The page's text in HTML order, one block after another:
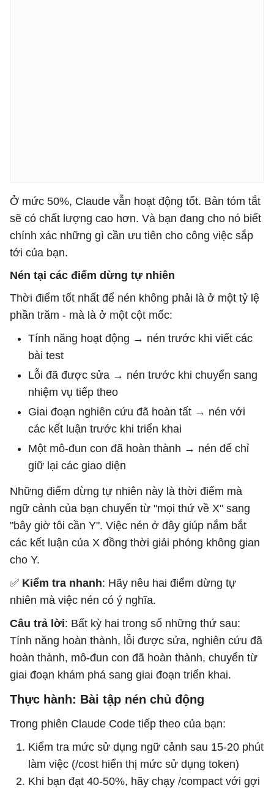
Ở mức 50%, Claude vẫn hoạt động tốt. Bản tóm tắt
sẽ có chất lượng cao hơn. Và bạn đang cho nó biết
chính xác những gì cần ưu tiên cho công việc sắp
tới của bạn.
Nén tại các điểm dừng tự nhiên
Thời điểm tốt nhất để nén không phải là ở một tỷ lệ
phần trăm - mà là ở một cột mốc:
Tính năng hoạt động → nén trước khi viết các
bài test
Lỗi đã được sửa → nén trước khi chuyển sang
nhiệm vụ tiếp theo
Giai đoạn nghiên cứu đã hoàn tất → nén với
các kết luận trước khi triển khai
Một mô-đun con đã hoàn thành → nén để chỉ
giữ lại các giao diện
Những điểm dừng tự nhiên này là thời điểm mà
ngữ cảnh của bạn chuyển từ "mọi thứ về X" sang
"bây giờ tôi cần Y". Việc nén ở đây giúp nắm bắt
các kết luận của X đồng thời giải phóng không gian
cho Y.
✅ Kiểm tra nhanh: Hãy nêu hai điểm dừng tự
nhiên mà việc nén có ý nghĩa.
Câu trả lời: Bất kỳ hai trong số những thứ sau:
Tính năng hoàn thành, lỗi được sửa, nghiên cứu đã
hoàn thành, mô-đun con đã hoàn thành, chuyển từ
giai đoạn khám phá sang giai đoạn triển khai.
Thực hành: Bài tập nén chủ động
Trong phiên Claude Code tiếp theo của bạn:
Kiểm tra mức sử dụng ngữ cảnh sau 15-20 phút
làm việc (/cost hiển thị mức sử dụng token)
Khi bạn đạt 40-50%, hãy chạy /compact với gợi